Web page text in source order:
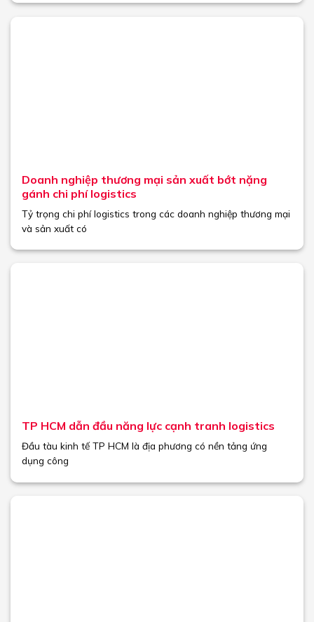
Doanh nghiệp thương mại sản xuất bớt nặng
gánh chi phí logistics
Tỷ trọng chi phí logistics trong các doanh nghiệp thương mại
và sản xuất có
TP HCM dẫn đầu năng lực cạnh tranh logistics
Đầu tàu kinh tế TP HCM là địa phương có nền tảng ứng
dụng công